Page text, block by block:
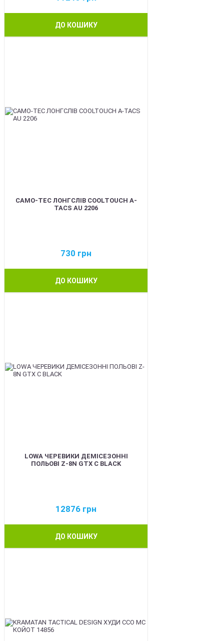
ДО КОШИКУ
CAMO-TEC ЛОНГСЛІВ COOLTOUCH A-
TACS AU 2206
730 грн
ДО КОШИКУ
LOWA ЧЕРЕВИКИ ДЕМІСЕЗОННІ
ПОЛЬОВІ Z-8N GTX C BLACK
12876 грн
ДО КОШИКУ